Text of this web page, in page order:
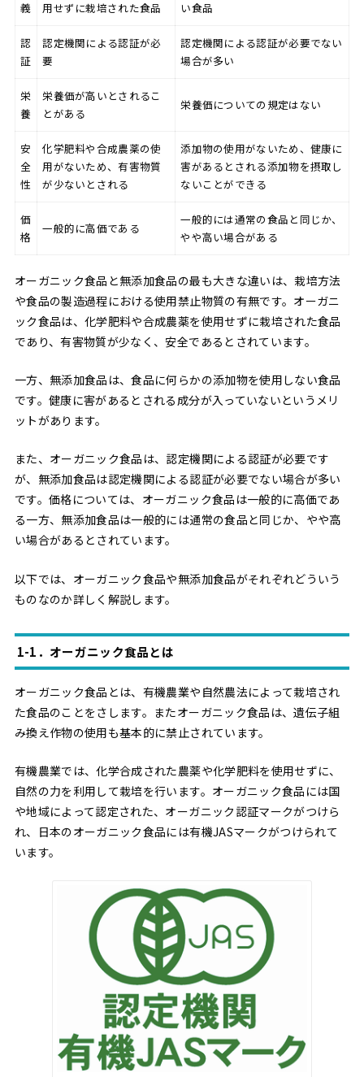
義
用せずに栽培された食品
い食品
認
証
認定機関による認証が必
要
認定機関による認証が必要でない
場合が多い
栄
養
栄養価が高いとされるこ
とがある
栄養価についての規定はない
安
全
性
化学肥料や合成農薬の使
用がないため、有害物質
が少ないとされる
添加物の使用がないため、健康に
害があるとされる添加物を摂取し
ないことができる
価
格
一般的に高価である
一般的には通常の食品と同じか、
やや高い場合がある
オーガニック食品と無添加食品の最も大きな違いは、栽培方法
や食品の製造過程における使用禁止物質の有無です。オーガニ
ック食品は、化学肥料や合成農薬を使用せずに栽培された食品
であり、有害物質が少なく、安全であるとされています。
一方、無添加食品は、食品に何らかの添加物を使用しない食品
です。健康に害があるとされる成分が入っていないというメリ
ットがあります。
また、オーガニック食品は、認定機関による認証が必要です
が、無添加食品は認定機関による認証が必要でない場合が多い
です。価格については、オーガニック食品は一般的に高価であ
る一方、無添加食品は一般的には通常の食品と同じか、やや高
い場合があるとされています。
以下では、オーガニック食品や無添加食品がそれぞれどういう
ものなのか詳しく解説します。
1-1．オーガニック食品とは
オーガニック食品とは、有機農業や自然農法によって栽培され
た食品のことをさします。またオーガニック食品は、遺伝子組
み換え作物の使用も基本的に禁止されています。
有機農業では、化学合成された農薬や化学肥料を使用せずに、
自然の力を利用して栽培を行います。オーガニック食品には国
や地域によって認定された、オーガニック認証マークがつけら
れ、日本のオーガニック食品には有機JASマークがつけられて
います。